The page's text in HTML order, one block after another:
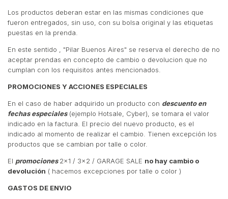
Los productos deberan estar en las mismas condiciones que
fueron entregados, sin uso, con su bolsa original y las etiquetas
puestas en la prenda.
En este sentido , "Pilar Buenos Aires" se reserva el derecho de no
aceptar prendas en concepto de cambio o devolucion que no
cumplan con los requisitos antes mencionados.
PROMOCIONES Y ACCIONES ESPECIALES
En el caso de haber adquirido un producto con descuento en
fechas especiales(ejemplo Hotsale, Cyber), se tomara el valor
indicado en la factura. El precio del nuevo producto, es el
indicado al momento de realizar el cambio. Tienen excepción los
productos que se cambian por talle o color.
El promociones2x1 / 3x2 / GARAGE SALE no hay cambio o
devolución ( hacemos excepciones por talle o color )
GASTOS DE ENVIO